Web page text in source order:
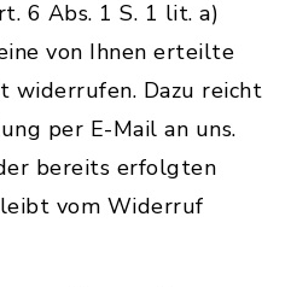
6 Abs. 1 S. 1 lit. a)
von Ihnen erteilte
widerrufen. Dazu reicht
per E-Mail an uns.
bereits erfolgten
vom Widerruf